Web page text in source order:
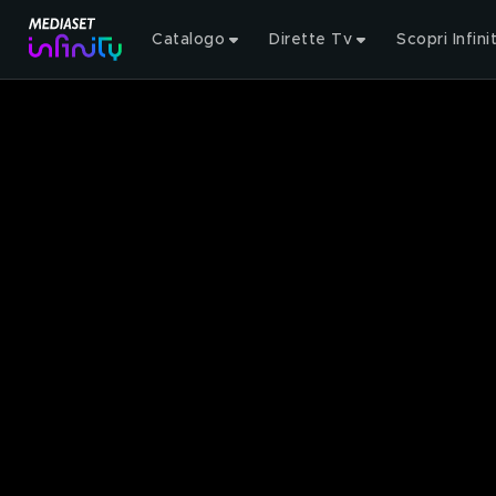
Catalogo Dirette Tv Scopri